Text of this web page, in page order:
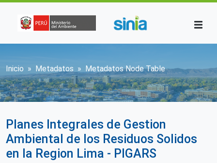
Sobrescribir enlaces de ayuda a la
Inicio Metadatos Metadatos Node Table
Planes Integrales de Gestion
Ambiental de los Residuos Solidos
en la Region Lima - PIGARS